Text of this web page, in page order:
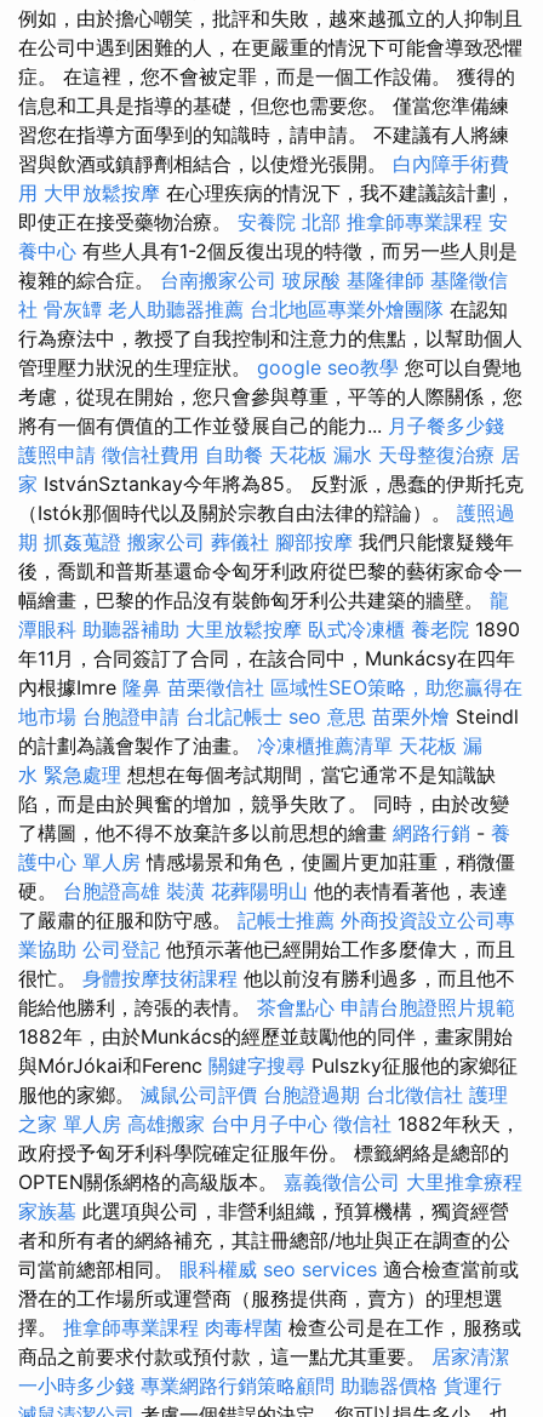
例如，由於擔心嘲笑，批評和失敗，越來越孤立的人抑制且
在公司中遇到困難的人，在更嚴重的情況下可能會導致恐懼
症。 在這裡，您不會被定罪，而是一個工作設備。 獲得的
信息和工具是指導的基礎，但您也需要您。 僅當您準備練
習您在指導方面學到的知識時，請申請。 不建議有人將練
習與飲酒或鎮靜劑相結合，以使燈光張開。 白內障手術費
用 大甲放鬆按摩 在心理疾病的情況下，我不建議該計劃，
即使正在接受藥物治療。 安養院 北部 推拿師專業課程 安
養中心 有些人具有1-2個反復出現的特徵，而另一些人則是
複雜的綜合症。 台南搬家公司 玻尿酸 基隆律師 基隆徵信
社 骨灰罈 老人助聽器推薦 台北地區專業外燴團隊 在認知
行為療法中，教授了自我控制和注意力的焦點，以幫助個人
管理壓力狀況的生理症狀。 google seo教學 您可以自覺地
考慮，從現在開始，您只會參與尊重，平等的人際關係，您
將有一個有價值的工作並發展自己的能力... 月子餐多少錢
護照申請 徵信社費用 自助餐 天花板 漏水 天母整復治療 居
家 IstvánSztankay今年將為85。 反對派，愚蠢的伊斯托克
（Istók那個時代以及關於宗教自由法律的辯論）。 護照過
期 抓姦蒐證 搬家公司 葬儀社 腳部按摩 我們只能懷疑幾年
後，喬凱和普斯基還命令匈牙利政府從巴黎的藝術家命令一
幅繪畫，巴黎的作品沒有裝飾匈牙利公共建築的牆壁。 龍
潭眼科 助聽器補助 大里放鬆按摩 臥式冷凍櫃 養老院 1890
年11月，合同簽訂了合同，在該合同中，Munkácsy在四年
內根據Imre 隆鼻 苗栗徵信社 區域性SEO策略，助您贏得在
地市場 台胞證申請 台北記帳士 seo 意思 苗栗外燴 Steindl
的計劃為議會製作了油畫。 冷凍櫃推薦清單 天花板 漏
水 緊急處理 想想在每個考試期間，當它通常不是知識缺
陷，而是由於興奮的增加，競爭失敗了。 同時，由於改變
了構圖，他不得不放棄許多以前思想的繪畫 網路行銷 - 養
護中心 單人房 情感場景和角色，使圖片更加莊重，稍微僵
硬。 台胞證高雄 裝潢 花葬陽明山 他的表情看著他，表達
了嚴肅的征服和防守感。 記帳士推薦 外商投資設立公司專
業協助 公司登記 他預示著他已經開始工作多麼偉大，而且
很忙。 身體按摩技術課程 他以前沒有勝利過多，而且他不
能給他勝利，誇張的表情。 茶會點心 申請台胞證照片規範
1882年，由於Munkács的經歷並鼓勵他的同伴，畫家開始
與MórJókai和Ferenc 關鍵字搜尋 Pulszky征服他的家鄉征
服他的家鄉。 滅鼠公司評價 台胞證過期 台北徵信社 護理
之家 單人房 高雄搬家 台中月子中心 徵信社 1882年秋天，
政府授予匈牙利科學院確定征服年份。 標籤網絡是總部的
OPTEN關係網格的高級版本。 嘉義徵信公司 大里推拿療程
家族墓 此選項與公司，非營利組織，預算機構，獨資經營
者和所有者的網絡補充，其註冊總部/地址與正在調查的公
司當前總部相同。 眼科權威 seo services 適合檢查當前或
潛在的工作場所或運營商（服務提供商，賣方）的理想選
擇。 推拿師專業課程 肉毒桿菌 檢查公司是在工作，服務或
商品之前要求付款或預付款，這一點尤其重要。 居家清潔
一小時多少錢 專業網路行銷策略顧問 助聽器價格 貨運行